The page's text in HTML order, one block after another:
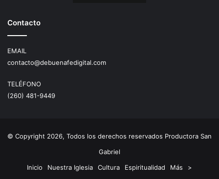
Contacto
EMAIL
contacto@debuenafedigital.com
TELÉFONO
(260) 481-9449
© Copyright 2026, Todos los derechos reservados Productora San
Gabriel
Inicio
Nuestra Iglesia Cultura Espiritualidad Más >